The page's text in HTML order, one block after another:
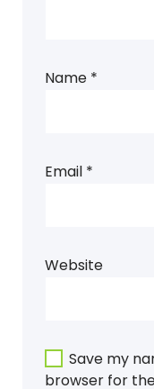
Name *
Email *
Website
Save my
browser for